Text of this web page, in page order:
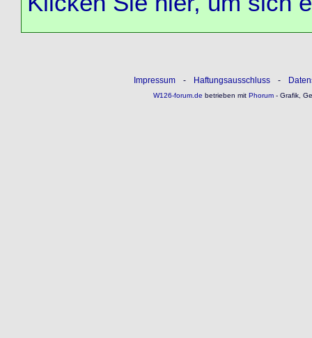
Impressum - Haftungsausschluss -
W126-forum.de betrieben mitPhorum- Grafik,